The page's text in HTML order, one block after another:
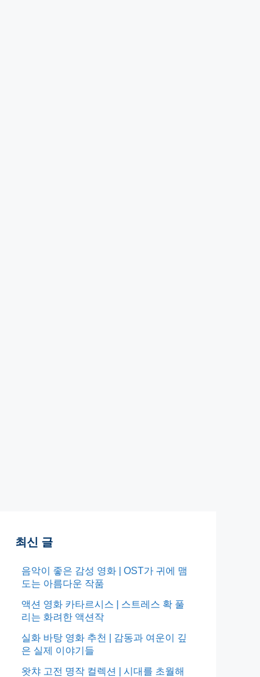
최신 글
음악이 좋은 감성 영화 | OST가 귀에 맴
도는 아름다운 작품
액션 영화 카타르시스 | 스트레스 확 풀
리는 화려한 액션작
실화 바탕 영화 추천 | 감동과 여운이 깊
은 실제 이야기들
왓챠 고전 명작 컬렉션 | 시대를 초월해